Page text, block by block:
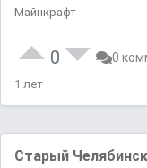
Майнкрафт
0 0
1 лет
Старый